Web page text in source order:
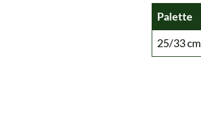
Palette
25/33 cm